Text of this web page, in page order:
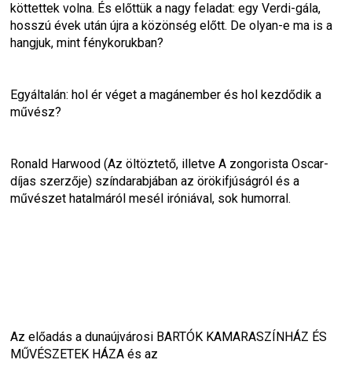
köttettek volna. És előttük a nagy feladat: egy Verdi-gála,
hosszú évek után újra a közönség előtt. De olyan-e ma is a
hangjuk, mint fénykorukban?
Egyáltalán: hol ér véget a magánember és hol kezdődik a
művész?
Ronald Harwood (Az öltöztető, illetve A zongorista Oscar-
díjas szerzője) színdarabjában az örökifjúságról és a
művészet hatalmáról mesél iróniával, sok humorral.
Az előadás a dunaújvárosi BARTÓK KAMARASZÍNHÁZ ÉS
MŰVÉSZETEK HÁZA és az